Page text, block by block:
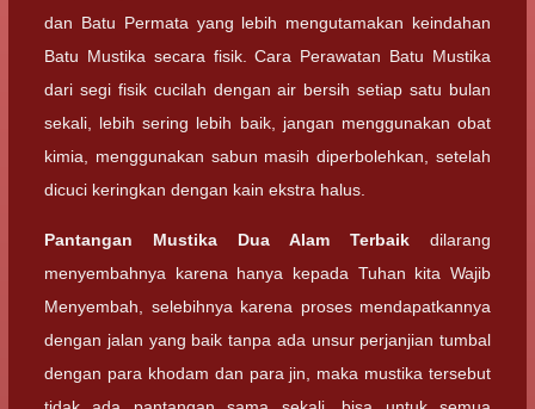
dan Batu Permata yang lebih mengutamakan keindahan
Batu Mustika secara fisik. Cara Perawatan Batu Mustika
dari segi fisik cucilah dengan air bersih setiap satu bulan
sekali, lebih sering lebih baik, jangan menggunakan obat
kimia, menggunakan sabun masih diperbolehkan, setelah
dicuci keringkan dengan kain ekstra halus.
Pantangan Mustika Dua Alam Terbaik dilarang
menyembahnya karena hanya kepada Tuhan kita Wajib
Menyembah, selebihnya karena proses mendapatkannya
dengan jalan yang baik tanpa ada unsur perjanjian tumbal
dengan para khodam dan para jin, maka mustika tersebut